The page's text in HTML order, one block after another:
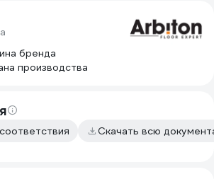
бренда
производства
Скачать всю